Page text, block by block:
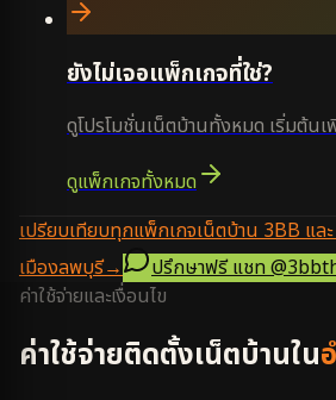
ยังไม่เจอแพ็กเกจที่ใช่?
ดูโปรโมชั่นเน็ตบ้านทั้งหมด เริ่มต้น
ดูแพ็กเกจทั้งหมด
เปรียบเทียบทุกแพ็กเกจเน็ตบ้าน 3BB แล
เมืองลพบุรี→ ปรึกษาฟรี แชท
ค่าใช้จ่ายและเงื่อนไข
ค่าใช้จ่ายติดตั้งเน็ตบ้านใน